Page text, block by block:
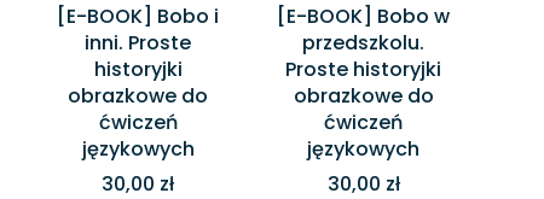
[E-BOOK] Bobo i
inni. Proste
historyjki
obrazkowe do
ćwiczeń
językowych
30,00 zł
[E-BOOK] Bobo w
przedszkolu.
Proste historyjki
obrazkowe do
ćwiczeń
językowych
30,00 zł